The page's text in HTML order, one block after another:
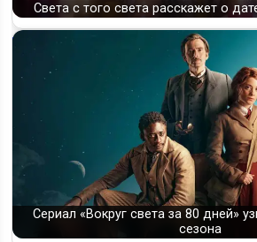
Света с того света расскажет о
Сериал «Вокруг света за 80 дней»
сезона